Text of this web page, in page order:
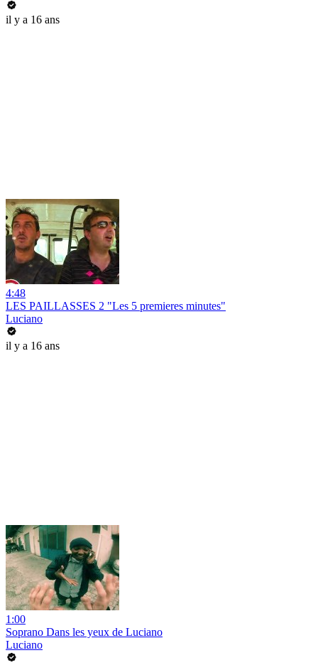
il y a 16 ans
4:48
LES PAILLASSES 2 "Les 5 premieres minutes"
Luciano
il y a 16 ans
1:00
Soprano Dans les yeux de Luciano
Luciano